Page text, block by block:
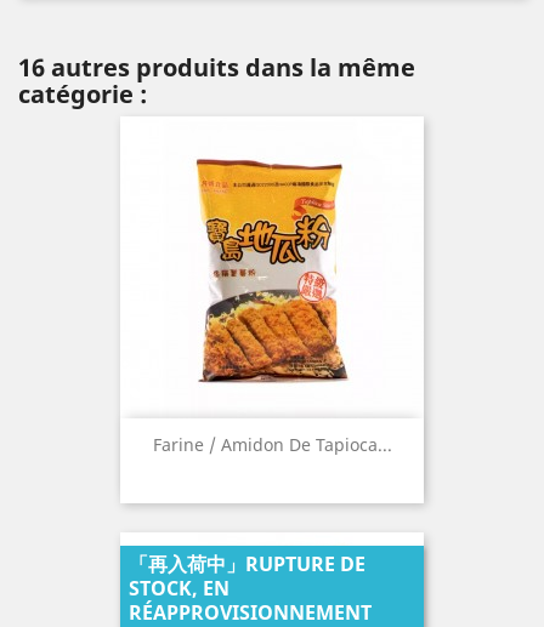
16 autres produits dans la même
catégorie :
Farine / Amidon De Tapioca...
「再入荷中」RUPTURE DE
STOCK, EN
RÉAPPROVISIONNEMENT